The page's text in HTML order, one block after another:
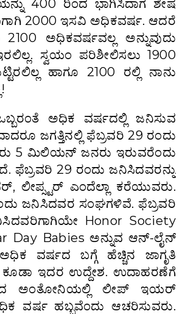
400 ರಿಂದ ಭಾಗಿಸಿದಾಗ ಶೇಷ
2000 ಇಸವಿ ಅಧಿಕವರ್ಷ. ಆದರೆ
ಅಧಿಕವರ್ಷವಲ್ಲ ಅನ್ನುವುದು
ಸ್ವಯಂ ಪರಿಶೀಲಿಸಲು 1900
ಹಾಗೂ 2100 ರಲ್ಲಿ ನಾನು
ಒಬ್ಬರಂತೆ ಅಧಿಕ ವರ್ಷದಲ್ಲಿ ಜನಿಸುವ
ಜಗತ್ತಿನಲ್ಲಿ ಫೆಬ್ರವರಿ 29 ರಂದು
5 ಮಿಲಿಯನ್ ಜನರು ಇರುವರೆಂದು
ಫೆಬ್ರವರಿ 29 ರಂದು ಜನಿಸಿದವರನ್ನು
ಲೀಪ್ಸ್ಟರ್ ಎಂದೆಲ್ಲಾ ಕರೆಯುವರು.
ಜನಿಸಿದವರ ಸಂಘಗಳಿವೆ. ಫೆಬ್ರವರಿ
Honor Society
Day Babies ಅನ್ನುವ ಆನ್-ಲೈನ್
ವರ್ಷದ ಬಗ್ಗೆ ಹೆಚ್ಚಿನ ಜಾಗೃತಿ
ಕೂಡಾ ಇದರ ಉದ್ದೇಶ. ಉದಾಹರಣೆಗೆ
ಅಂತೋನಿಯಲ್ಲಿ ಲೀಪ್ ಇಯರ್
ವರ್ಷ ಹಬ್ಬವೆಂದು ಆಚರಿಸುವರು.